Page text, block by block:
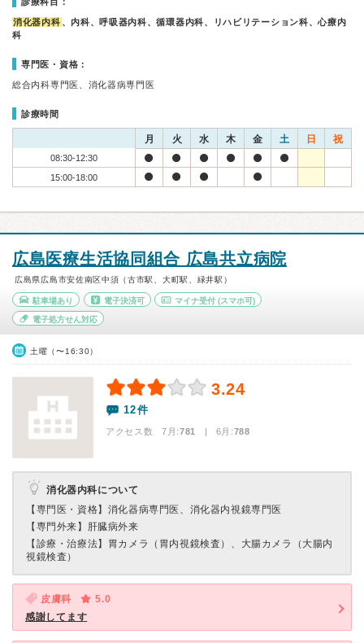
消化器内科 、内科、呼吸器内科、循環器内科、リハビリテーション科、心療内
科
専門医・資格：
総合内科専門医、消化器病専門医
診療時間
月 火 水 木 金 土 日 祝
08:30-12:30
15:00-18:00
広島医療生活協同組合 広島共立病院
広島県広島市安佐南区中須（古市駅、大町駅、緑井駅）
駐車場あり 電子決済可 マイナ受付 (スマホ可)
電子処方せん対応
土曜（〜16:30）
3.24
12件
アクセス数 7月:781 | 6月:788
消化器内科について
【専門医・資格】 消化器病専門医、消化器内視鏡専門医
【専門外来】 肝臓病外来
【診療・治療法】 胃カメラ（胃内視鏡検査）、大腸カメラ（大腸内
視鏡検査）
皮膚科
5.0
感謝してます